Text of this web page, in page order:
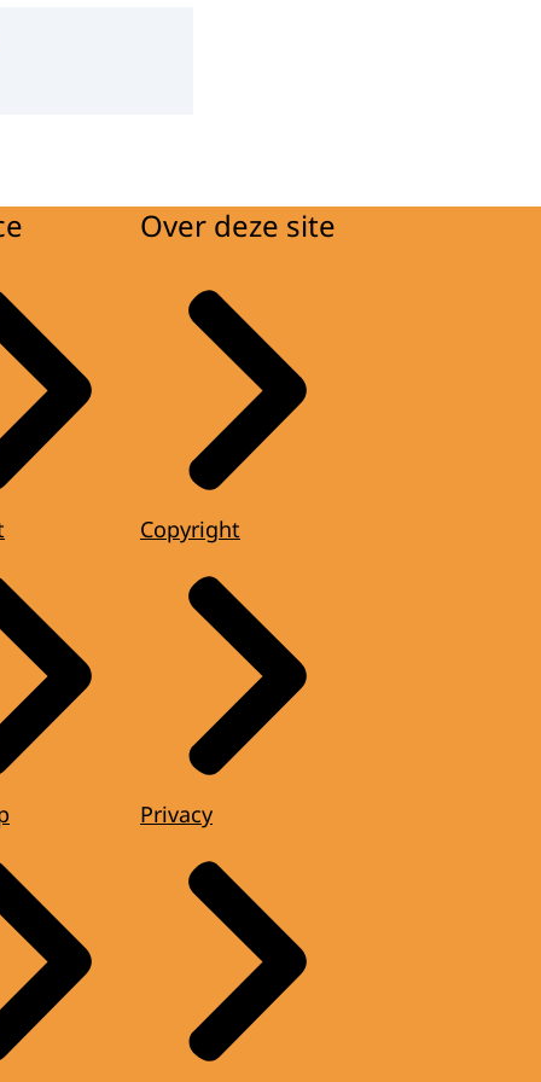
Over deze site
Copyright
Privacy